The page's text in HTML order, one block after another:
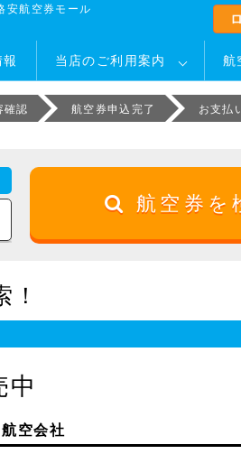
安航空券モール
当店のご利用案内 航
確認 航空券申込完了 お支払
航空券を
中
空会社